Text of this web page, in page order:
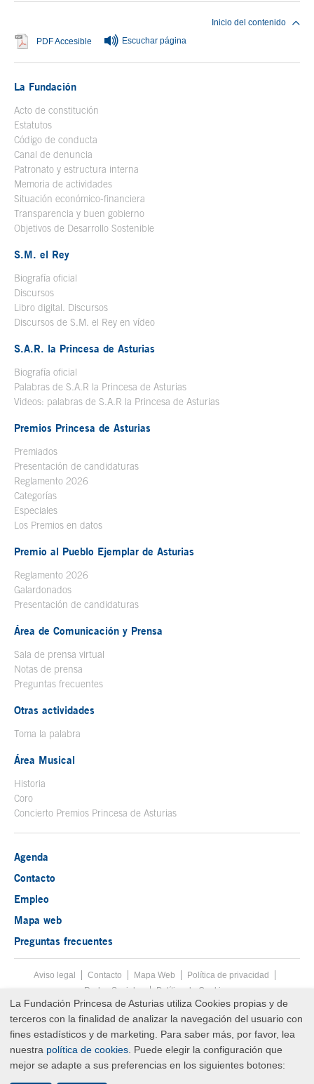
PDF Accesible Se abre en ventana nueva
Escuchar página
Inicio del contenido
La Fundación
Acto de constitución
Estatutos
Código de conducta
Canal de denuncia
Patronato y estructura interna
Memoria de actividades
Situación económico-financiera
Transparencia y buen gobierno
Objetivos de Desarrollo Sostenible
S.M. el Rey
Biografía oficial
Discursos
Libro digital. Discursos
Discursos de S.M. el Rey en vídeo
S.A.R. la Princesa de Asturias
Biografía oficial
Palabras de S.A.R la Princesa de Asturias
Videos: palabras de S.A.R la Princesa de Asturias
Premios Princesa de Asturias
Premiados
Presentación de candidaturas
Reglamento 2026
Categorías
Especiales
Los Premios en datos
Premio al Pueblo Ejemplar de Asturias
Reglamento 2026
Galardonados
Presentación de candidaturas
Área de Comunicación y Prensa
Sala de prensa virtual
Notas de prensa
Preguntas frecuentes
Otras actividades
Toma la palabra
Área Musical
Historia
Coro
Concierto Premios Princesa de Asturias
Agenda
Contacto
Empleo
Mapa web
Preguntas frecuentes
Menú pie
Aviso legal Tecla de acceso 8
Contacto Mapa Web
Política de privacidad
Redes Sociales
Política de Cookies
Fin menú pie
© Copyright Sat Aug 08 13:43:08 UTC 2026 Fundación Princesa de
Asturias
La Fundación Princesa de Asturias utiliza Cookies propias y de
terceros con la finalidad de analizar la navegación del usuario con
fines estadísticos y de marketing. Para saber más, por favor, lea
nuestra política de cookies . Puede elegir la configuración que
mejor se adapte a sus preferencias en los siguientes botones: